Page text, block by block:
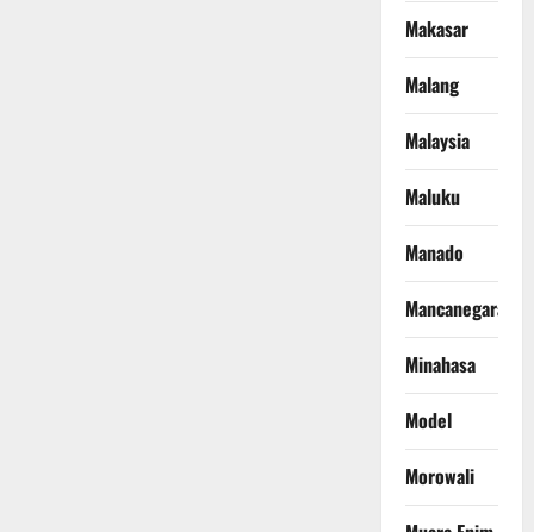
Makasar
Malang
Malaysia
Maluku
Manado
Mancanegara
Minahasa
Model
Morowali